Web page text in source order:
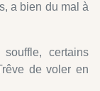
a bien du mal à
certains
de voler en